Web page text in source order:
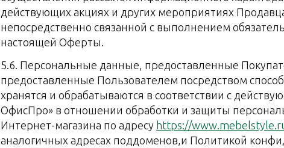
действующих акциях и других мероприятиях
непосредственно связанной с выполнением
настоящей Оферты.
5.6. Персональные данные, предоставленные
предоставленные Пользователем посредством
хранятся и обрабатываются в соответствии с
ОфисПро» в отношении обработки и защиты
Интернет-магазина по адресу https://
аналогичных адресах поддоменов,и Политикой